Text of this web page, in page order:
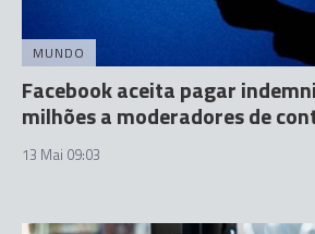
MUNDO
Facebook aceita pagar
milhões a moderadores de
13 Mai 09:03